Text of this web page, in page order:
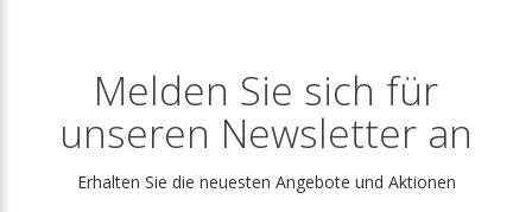
Melden Sie sich für
unseren Newsletter an
Erhalten Sie die neuesten Angebote und Aktionen